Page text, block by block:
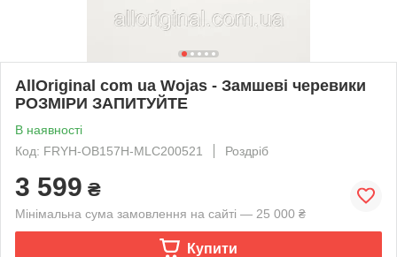
AllOriginal com ua Wojas - Замшеві черевики
РОЗМІРИ ЗАПИТУЙТЕ
В наявності
Код: FRYH-OB157H-MLC200521
Роздріб
3 599 ₴
Мінімальна сума замовлення на сайті — 25 000 ₴
Купити